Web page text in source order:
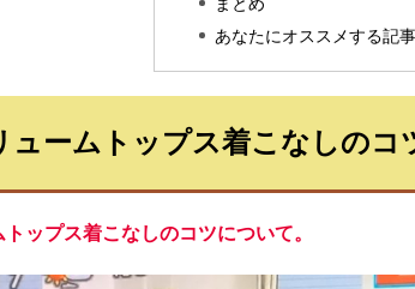
まとめ
あなたにオススメする記事
ュームトップス着こなしのコ
ップス着こなしのコツについて。